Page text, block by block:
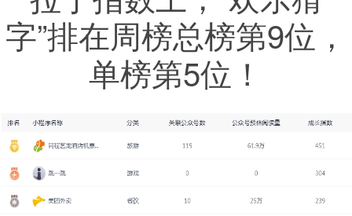
字”排在周榜总榜第9位，
单榜第5位！